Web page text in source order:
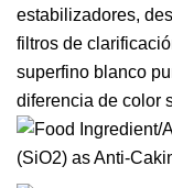
estabilizadores,
filtros de
superfino blanco
diferencia de color